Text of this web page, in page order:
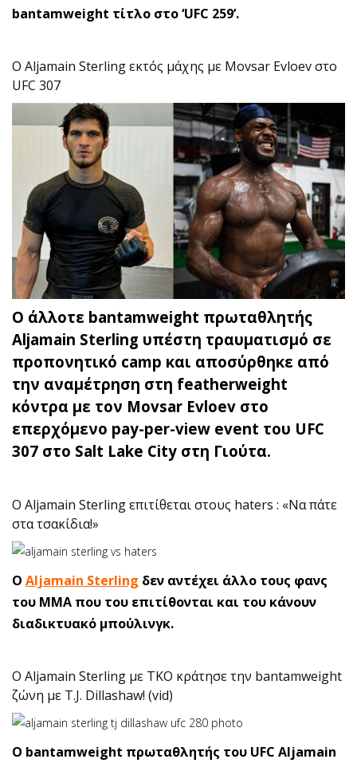
bantamweight τίτλο στο ‘UFC 259’.
O Aljamain Sterling εκτός μάχης με Movsar Evloev στο
UFC 307
Ο άλλοτε bantamweight πρωταθλητής
Aljamain Sterling υπέστη τραυματισμό σε
προπονητικό camp και αποσύρθηκε από
την αναμέτρηση στη featherweight
κόντρα με τον Movsar Evloev στο
επερχόμενο pay-per-view event του UFC
307 στο Salt Lake City στη Γιούτα.
O Aljamain Sterling επιτίθεται στους haters : «Να πάτε
στα τσακίδια!»
O Aljamain Sterling δεν αντέχει άλλο τους φανς
του ΜΜΑ που του επιτίθονται και του κάνουν
διαδικτυακό μπούλινγκ.
O Aljamain Sterling με ΤΚΟ κράτησε την bantamweight
ζώνη με T.J. Dillashaw! (vid)
O bantamweight πρωταθλητής του UFC Aljamain